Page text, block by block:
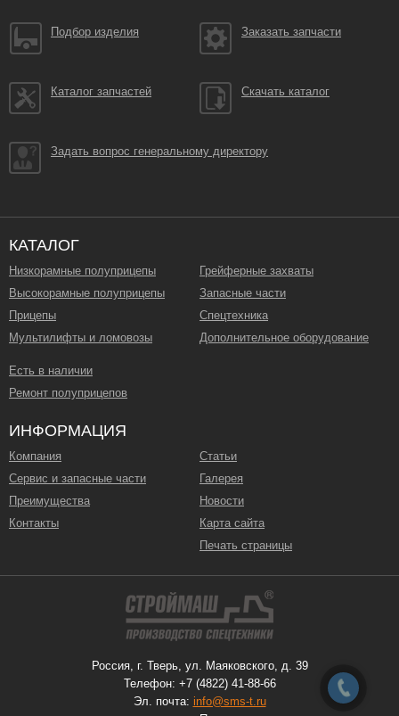
Подбор изделия Заказать запчасти
Каталог запчастей Скачать каталог
Задать вопрос генеральному директору
КАТАЛОГ
Низкорамные полуприцепы
Высокорамные полуприцепы
Прицепы
Мультилифты и ломовозы
Грейферные захваты
Запасные части
Спецтехника
Дополнительное оборудование
Есть в наличии
Ремонт полуприцепов
ИНФОРМАЦИЯ
Компания
Сервис и запасные части
Преимущества
Контакты
Статьи
Галерея
Новости
Карта сайта
Печать страницы
Россия, г. Тверь, ул. Маяковского, д. 39
Телефон: +7 (4822) 41-88-66
Эл. почта: info@sms-t.ru